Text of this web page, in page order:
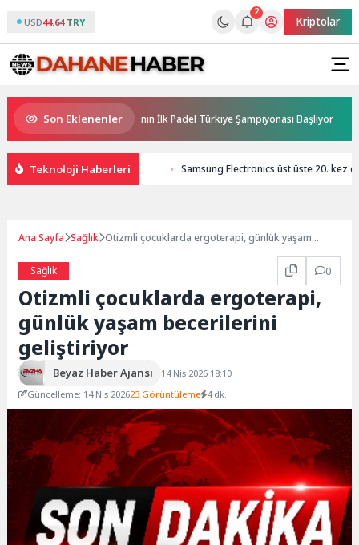
USD44.64 TRY
2
Kriptolar
Son Eklenenler
Türkiye’nin İlk Padel Türkiye Şampiyonası Başlıyor
Teknoloji Haberleri Samsung Electronics üst üste 20. kez
Ana Sayfa Sağlık Otizmli çocuklarda ergoterapi, günlük yaşam
Sağlık
0
Otizmli çocuklarda ergoterapi,
günlük yaşam becerilerini
geliştiriyor
Beyaz Haber Ajansı
14 Nis 2026 18:10
Güncelleme: 14 Nis 202623 Görüntüleme 4 dk.